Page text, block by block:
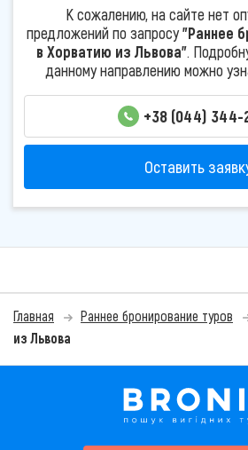
К сожалению, на сайте нет
предложений по запросу"Раннее
в Хорватию из Львова".
данному направлению можно
+38 (044) 344-
Оставить
Главная Раннее бронирование туров
из Львова